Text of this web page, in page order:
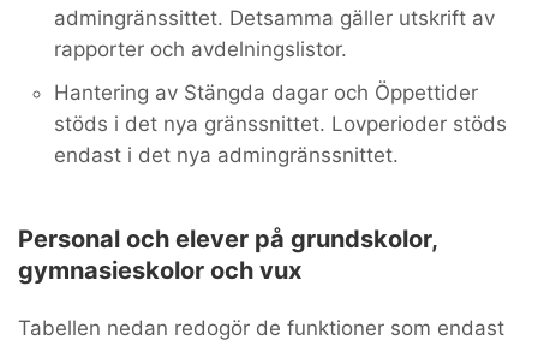
admingränssittet. Detsamma gäller utskrift av
rapporter och avdelningslistor.
Hantering av Stängda dagar och Öppettider
stöds i det nya gränssnittet. Lovperioder stöds
endast i det nya admingränssnittet.
Personal och elever på grundskolor,
gymnasieskolor och vux
Tabellen nedan redogör de funktioner som endast